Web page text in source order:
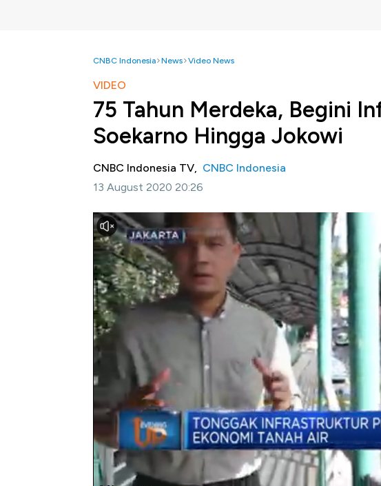
CNBC Indonesia News Video News
VIDEO
75 Tahun Merdeka, Begini
Soekarno Hingga Jokowi
CNBC Indonesia TV, CNBC Indonesia
13 August 2020 20:26
Jakarta, CNBC Indonesia - Tidak ada pemimpin yang
negaranya tanpa memastikan bahwa di wilayahnya
bagaimana para presiden yang silih berganti di republik ini
selama 75 tahun?
Simak informasi selengkapnya di program Evening Up
ini.
Bagikan:
#infrastruktur #hut ri #kemerdekaan indonesia